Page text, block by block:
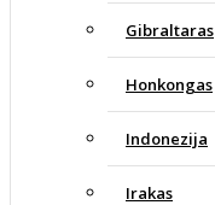
Gibraltaras
Honkongas
Indonezija
Irakas